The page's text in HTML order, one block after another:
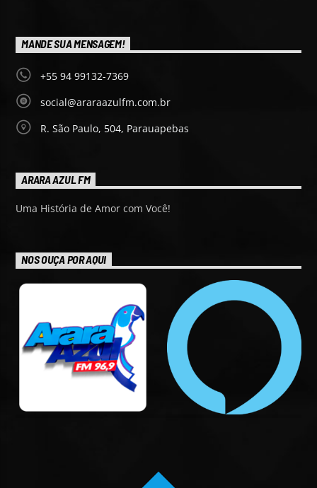
MANDE SUA MENSAGEM!
+55 94 99132-7369
social@araraazulfm.com.br
R. São Paulo, 504, Parauapebas
ARARA AZUL FM
Uma História de Amor com Você!
NOS OUÇA POR AQUI